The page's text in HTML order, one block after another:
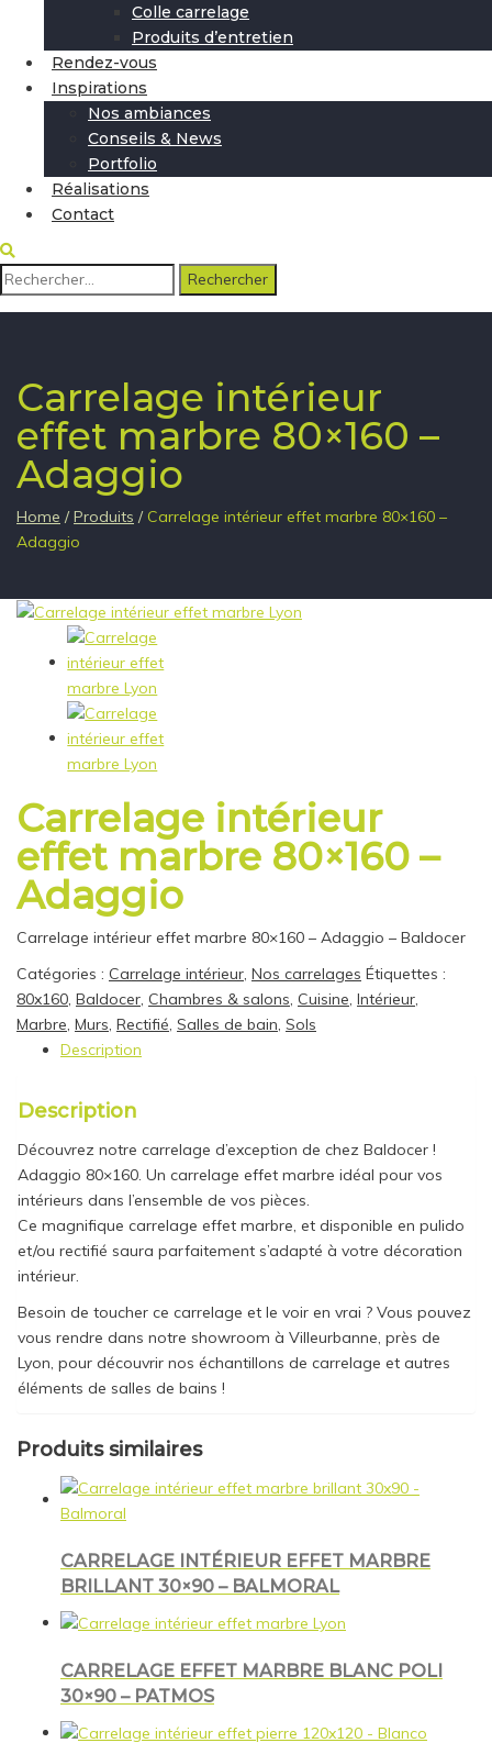
Colle carrelage
Produits d’entretien
Rendez-vous
Inspirations
Nos ambiances
Conseils & News
Portfolio
Réalisations
Contact
Rechercher :
Carrelage intérieur
effet marbre 80×160 –
Adaggio
Home / Produits / Carrelage intérieur effet marbre 80×160 –
Adaggio
Carrelage intérieur
effet marbre 80×160 –
Adaggio
Carrelage intérieur effet marbre 80×160 – Adaggio – Baldocer
Catégories : Carrelage intérieur, Nos carrelages Étiquettes :
80x160, Baldocer, Chambres & salons, Cuisine, Intérieur,
Marbre, Murs, Rectifié, Salles de bain, Sols
Description
Description
Découvrez notre carrelage d’exception de chez Baldocer !
Adaggio 80×160. Un carrelage effet marbre idéal pour vos
intérieurs dans l’ensemble de vos pièces.
Ce magnifique carrelage effet marbre, et disponible en pulido
et/ou rectifié saura parfaitement s’adapté à votre décoration
intérieur.
Besoin de toucher ce carrelage et le voir en vrai ? Vous pouvez
vous rendre dans notre showroom à Villeurbanne, près de
Lyon, pour découvrir nos échantillons de carrelage et autres
éléments de salles de bains !
Produits similaires
CARRELAGE INTÉRIEUR EFFET MARBRE
BRILLANT 30×90 – BALMORAL
CARRELAGE EFFET MARBRE BLANC POLI
30×90 – PATMOS